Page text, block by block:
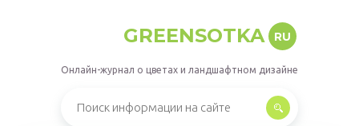
GREENSOTKA RU
Онлайн-журнал о цветах и ландшафтном дизайне